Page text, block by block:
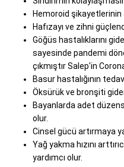
Hemoroid şikayetlerinin
Hafızayı ve zihni
Göğüs hastalıklarını
sayesinde pandemi
çıkmıştır Salep'in
Basur hastalığının
Öksürük ve bronşiti
Bayanlarda adet
olur.
Cinsel gücü artırmaya
Yağ yakma hızını
yardımcı olur.